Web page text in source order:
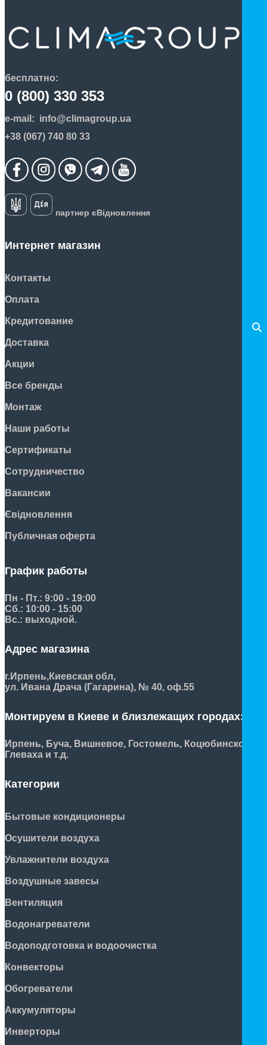
бесплатно:
0 (800) 330 353
e-mail: info@climagroup.ua
+38 (067) 740 80 33
партнер єВідновлення
Интернет магазин
Контакты
Оплата
Кредитование
Доставка
Акции
Все бренды
Монтаж
Наши работы
Сертификаты
Сотрудничество
Вакансии
Євідновлення
Публичная оферта
График работы
Пн - Пт.: 9:00 - 19:00
Сб.: 10:00 - 15:00
Вс.: выходной.
Адрес магазина
г.Ирпень,Киевская обл,
ул. Ивана Драча (Гагарина), № 40, оф.55
Монтируем в Киеве и близлежащих городах:
Ирпень, Буча, Вишневое, Гостомель, Коцюбинское,
Глеваха и т.д.
Категории
Бытовые кондиционеры
Осушители воздуха
Увлажнители воздуха
Воздушные завесы
Вентиляция
Водонагреватели
Водоподготовка и водоочистка
Конвекторы
Обогреватели
Аккумуляторы
Инверторы